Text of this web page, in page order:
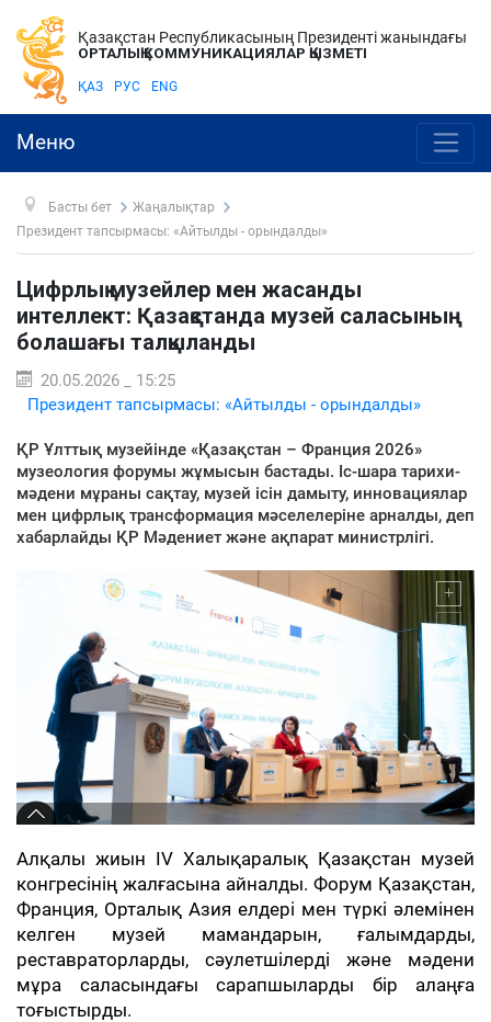
Қазақстан Республикасының Президенті жанындағы
ОРТАЛЫҚ КОММУНИКАЦИЯЛАР ҚЫЗМЕТІ
ҚАЗ РУС ENG
Меню
Басты бет
Жаңалықтар
Президент тапсырмасы: «Айтылды - орындалды»
Цифрлық музейлер мен жасанды
интеллект: Қазақстанда музей саласының
болашағы талқыланды
20.05.2026 _ 15:25
Президент тапсырмасы: «Айтылды - орындалды»
ҚР Ұлттық музейінде «Қазақстан – Франция 2026»
музеология форумы жұмысын бастады. Іс-шара тарихи-
мәдени мұраны сақтау, музей ісін дамыту, инновациялар
мен цифрлық трансформация мәселелеріне арналды, деп
хабарлайды ҚР Мәдениет және ақпарат министрлігі.
Алқалы жиын IV Халықаралық Қазақстан музей
конгресінің жалғасына айналды. Форум Қазақстан,
Франция, Орталық Азия елдері мен түркі әлемінен
келген музей мамандарын, ғалымдарды,
реставраторларды, сәулетшілерді және мәдени
мұра саласындағы сарапшыларды бір алаңға
тоғыстырды.